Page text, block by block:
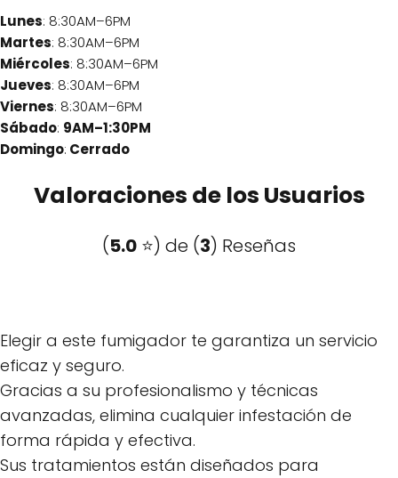
Lunes: 8:30AM–6PM
Martes: 8:30AM–6PM
Miércoles: 8:30AM–6PM
Jueves: 8:30AM–6PM
Viernes: 8:30AM–6PM
Sábado: 9AM–1:30PM
Domingo: Cerrado
Valoraciones de los Usuarios
(5.0 ⭐️) de (3) Reseñas
Elegir a este fumigador te garantiza un servicio
eficaz y seguro.
Gracias a su profesionalismo y técnicas
avanzadas, elimina cualquier infestación de
forma rápida y efectiva.
Sus tratamientos están diseñados para